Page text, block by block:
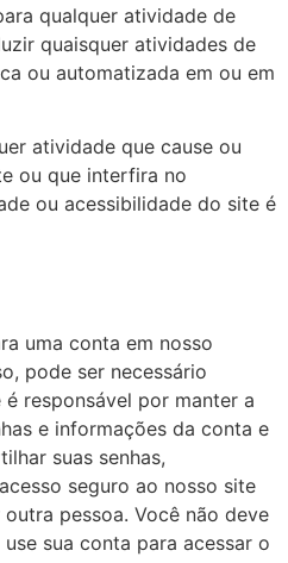
qualquer atividade de
quaisquer atividades de
ou automatizada em ou em
atividade que cause ou
ou que interfira no
ou acessibilidade do site é
uma conta em nosso
pode ser necessário
responsável por manter a
e informações da conta e
suas senhas,
seguro ao nosso site
pessoa. Você não deve
sua conta para acessar o